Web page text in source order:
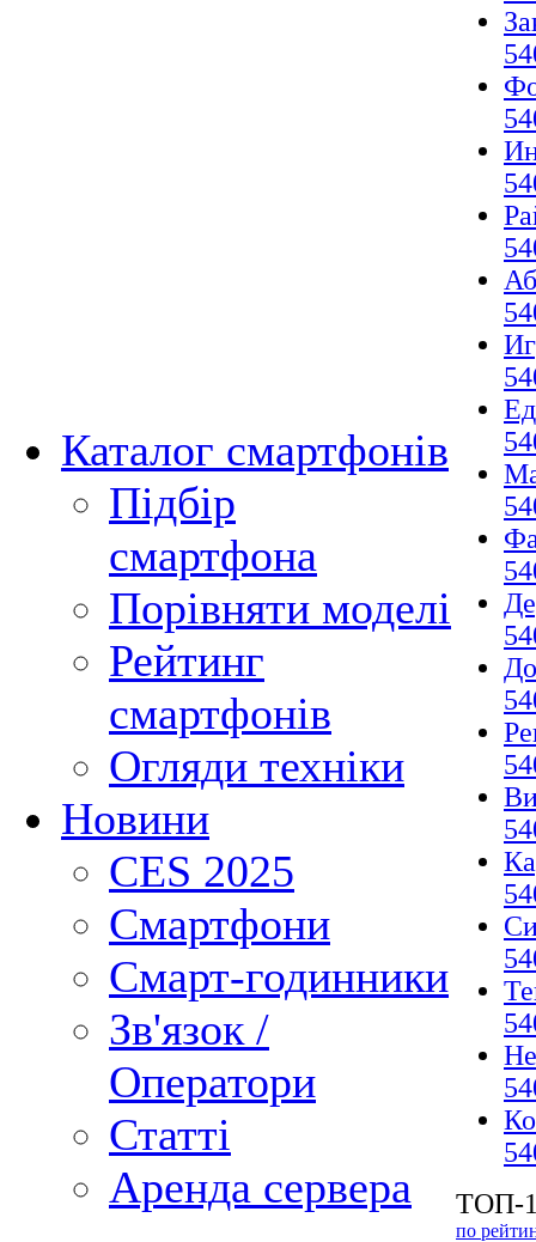
Каталог смартфонів
Підбір
смартфона
Порівняти моделі
Рейтинг
смартфонів
Огляди техніки
Новини
CES 2025
Смартфони
Смарт-годинники
Зв'язок /
Оператори
Статті
Аренда сервера
ТОП-
по